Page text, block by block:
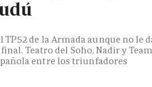
de la Armada aunque no le
Teatro del Soho, Nadir y Team
entre los triunfadores